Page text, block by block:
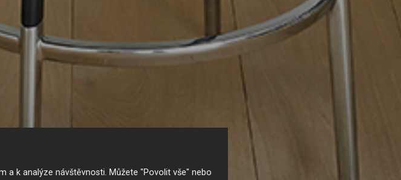
a k analýze návštěvnosti. Můžete "Povolit vše" nebo